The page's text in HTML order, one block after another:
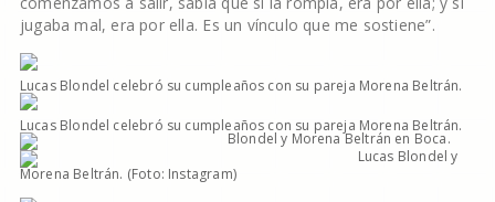
jugaba mal, era por ella. Es un vínculo que me sostiene”.
Lucas Blondel celebró su cumpleaños con su pareja Morena Beltrán.
Lucas Blondel celebró su cumpleaños con su pareja Morena Beltrán.
Blondel y Morena Beltrán en Boca.
Lucas Blondel y
Morena Beltrán. (Foto: Instagram)